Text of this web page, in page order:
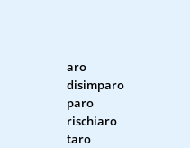
aro
disimparo
paro
rischiaro
taro